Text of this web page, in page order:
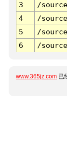
3 /
4
/
5
/
6
/
www.365jz.com 已